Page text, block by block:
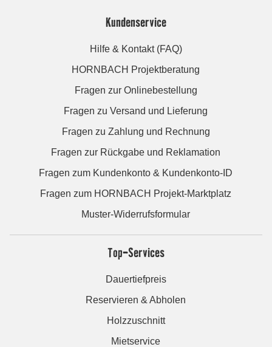
Kundenservice
Hilfe & Kontakt (FAQ)
HORNBACH Projektberatung
Fragen zur Onlinebestellung
Fragen zu Versand und Lieferung
Fragen zu Zahlung und Rechnung
Fragen zur Rückgabe und Reklamation
Fragen zum Kundenkonto & Kundenkonto-ID
Fragen zum HORNBACH Projekt-Marktplatz
Muster-Widerrufsformular
Top-Services
Dauertiefpreis
Reservieren & Abholen
Holzzuschnitt
Mietservice